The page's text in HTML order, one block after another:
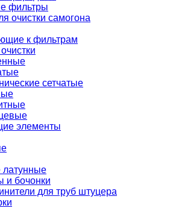
фильтры
очистки самогона
к фильтрам
сетчатые
элементы
латунные
и бочонки
для труб штуцера